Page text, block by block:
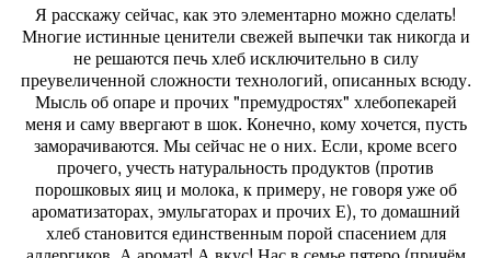
Я расскажу сейчас, как это элементарно можно сделать!
Многие истинные ценители свежей выпечки так никогда и
не решаются печь хлеб исключительно в силу
преувеличенной сложности технологий, описанных всюду.
Мысль об опаре и прочих "премудростях" хлебопекарей
меня и саму ввергают в шок. Конечно, кому хочется, пусть
заморачиваются. Мы сейчас не о них. Если, кроме всего
прочего, учесть натуральность продуктов (против
порошковых яиц и молока, к примеру, не говоря уже об
ароматизаторах, эмульгаторах и прочих Е), то домашний
хлеб становится единственным порой спасением для